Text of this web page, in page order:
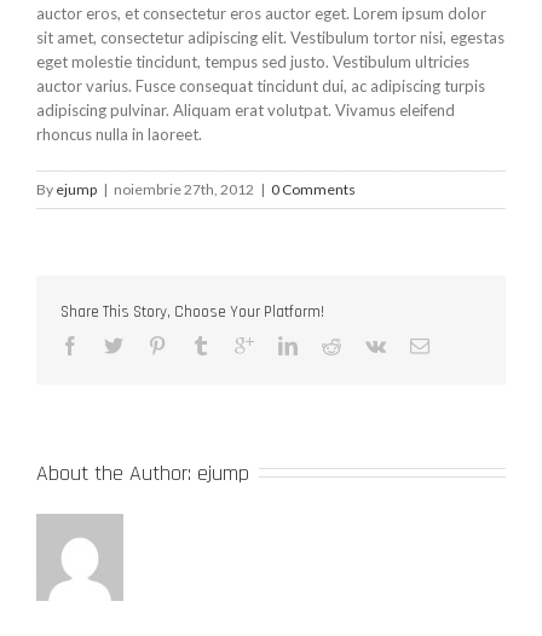
auctor eros, et consectetur eros auctor eget. Lorem ipsum dolor
sit amet, consectetur adipiscing elit. Vestibulum tortor nisi, egestas
eget molestie tincidunt, tempus sed justo. Vestibulum ultricies
auctor varius. Fusce consequat tincidunt dui, ac adipiscing turpis
adipiscing pulvinar. Aliquam erat volutpat. Vivamus eleifend
rhoncus nulla in laoreet.
By ejump | noiembrie 27th, 2012 | 0 Comments
Share This Story, Choose Your Platform!
About the Author: ejump